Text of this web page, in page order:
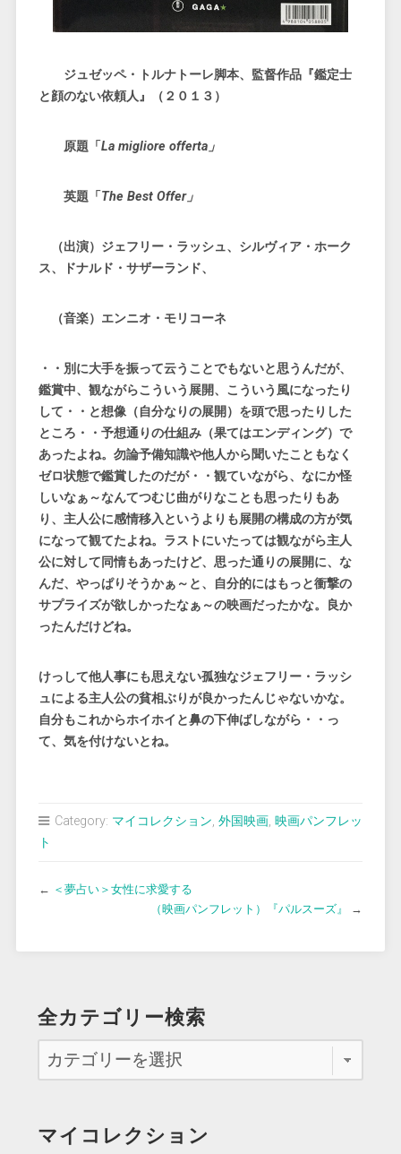
ジュゼッペ・トルナトーレ脚本、監督作品『鑑定士
と顔のない依頼人』（２０１３）
原題「 La migliore offerta」
英題「 The Best Offer」
（出演）ジェフリー・ラッシュ、シルヴィア・ホーク
ス、ドナルド・サザーランド、
（音楽）エンニオ・モリコーネ
・・別に大手を振って云うことでもないと思うんだが、
鑑賞中、観ながらこういう展開、こういう風になったり
して・・と想像（自分なりの展開）を頭で思ったりした
ところ・・予想通りの仕組み（果てはエンディング）で
あったよね。勿論予備知識や他人から聞いたこともなく
ゼロ状態で鑑賞したのだが・・観ていながら、なにか怪
しいなぁ～なんてつむじ曲がりなことも思ったりもあ
り、主人公に感情移入というよりも展開の構成の方が気
になって観てたよね。ラストにいたっては観ながら主人
公に対して同情もあったけど、思った通りの展開に、な
んだ、やっぱりそうかぁ～と、自分的にはもっと衝撃の
サプライズが欲しかったなぁ～の映画だったかな。良か
ったんだけどね。
けっして他人事にも思えない孤独なジェフリー・ラッシ
ュによる主人公の貧相ぶりが良かったんじゃないかな。
自分もこれからホイホイと鼻の下伸ばしながら・・っ
て、気を付けないとね。
Category: マイコレクション, 外国映画, 映画パンフレッ
ト
← ＜夢占い＞女性に求愛する
（映画パンフレット）『パルスーズ』
→
全カテゴリー検索
マイコレクション